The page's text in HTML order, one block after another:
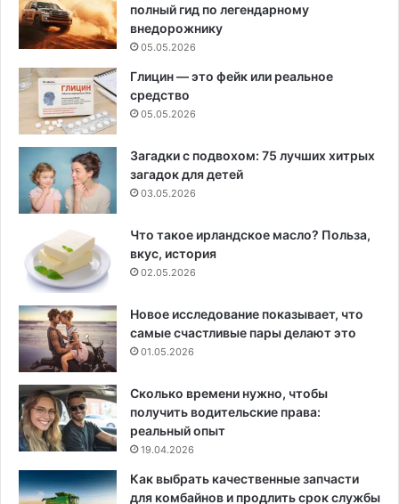
полный гид по легендарному
внедорожнику
05.05.2026
Глицин — это фейк или реальное
средство
05.05.2026
Загадки с подвохом: 75 лучших хитрых
загадок для детей
03.05.2026
Что такое ирландское масло? Польза,
вкус, история
02.05.2026
Новое исследование показывает, что
самые счастливые пары делают это
01.05.2026
Сколько времени нужно, чтобы
получить водительские права:
реальный опыт
19.04.2026
Как выбрать качественные запчасти
для комбайнов и продлить срок службы